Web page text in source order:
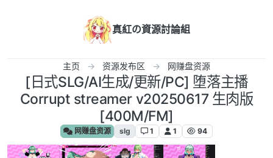
真紅の資源討論組
主页 资源发布区 网赚盘资源
[日式SLG/AI生成/更新/PC] 堕落主播
Corrupt streamer v20250617 生肉版
[400M/FM]
网赚盘资源 slg 1 1 94